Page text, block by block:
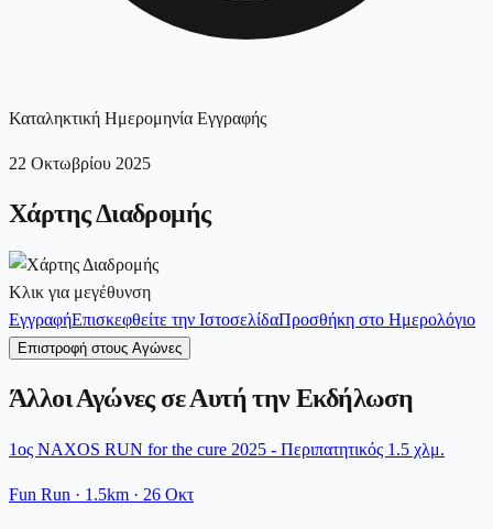
Καταληκτική Ημερομηνία Εγγραφής
22 Οκτωβρίου 2025
Χάρτης Διαδρομής
Κλικ για μεγέθυνση
ΕγγραφήΕπισκεφθείτε την ΙστοσελίδαΠροσθήκη στο Ημερολόγιο
Επιστροφή στους Αγώνες
Άλλοι Αγώνες σε Αυτή την Εκδήλωση
1ος NAXOS RUN for the cure 2025 - Περιπατητικός 1.5 χλμ.
Fun Run · 1.5km · 26 Οκτ